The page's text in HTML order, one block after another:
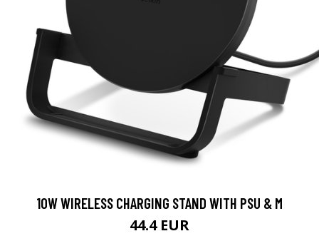
10W WIRELESS CHARGING STAND WITH PSU & M
44.4 EUR